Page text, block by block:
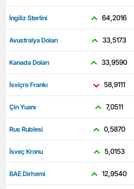
İngiliz Sterlini 64,2016
Avustralya Doları 33,5173
Kanada Doları 33,9590
İsviçre Frankı 58,9111
Çin Yuanı 7,0511
Rus Rublesi 0,5870
İsveç Kronu 5,0153
BAE Dirhemi 12,9540